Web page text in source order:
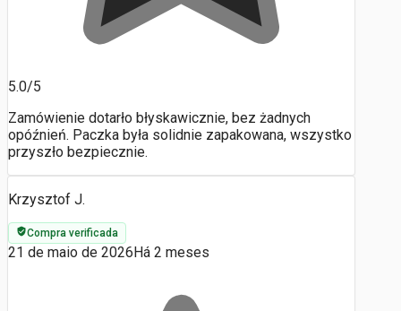
5.0/5
Zamówienie dotarło błyskawicznie, bez żadnych
opóźnień. Paczka była solidnie zapakowana, wszystko
przyszło bezpiecznie.
Krzysztof J.
Compra verificada
21 de maio de 2026 Há 2 meses